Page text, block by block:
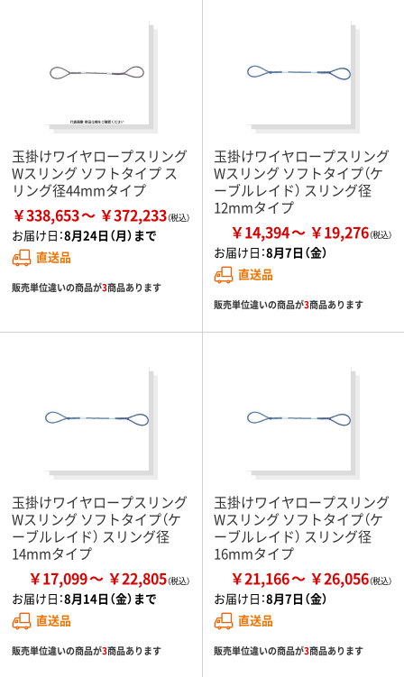
玉掛けワイヤロープスリング
Wスリング ソフトタイプ ス
リング径44mmタイプ
￥338,653 ￥372,233
お届け日：8月24日（月）まで
直送品
販売単位違いの商品が3商品あります
玉掛けワイヤロープスリング
Wスリング ソフトタイプ（ケ
ーブルレイド） スリング径
12mmタイプ
￥14,394 ￥19,276
お届け日：8月7日（金）
直送品
販売単位違いの商品が3商品あります
玉掛けワイヤロープスリング
Wスリング ソフトタイプ（ケ
ーブルレイド） スリング径
14mmタイプ
￥17,099 ￥22,805
お届け日：8月14日（金）まで
直送品
販売単位違いの商品が3商品あります
玉掛けワイヤロープスリング
Wスリング ソフトタイプ（ケ
ーブルレイド） スリング径
16mmタイプ
￥21,166 ￥26,056
お届け日：8月7日（金）
直送品
販売単位違いの商品が3商品あります